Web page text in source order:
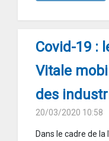
Covid-19 :
Vitale
des
20/03/2020 10:58
Dans le cadre de